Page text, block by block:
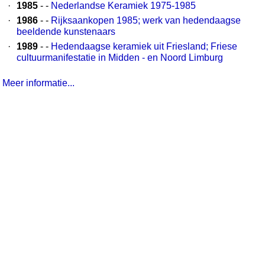
·
1985 - - Nederlandse Keramiek 1975-1985
·
1986 - - Rijksaankopen 1985; werk van hedendaagse
beeldende kunstenaars
·
1989 - - Hedendaagse keramiek uit Friesland; Friese
cultuurmanifestatie in Midden - en Noord Limburg
Meer informatie...